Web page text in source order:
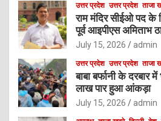
उत्तर प्रदेश उत्तर प्रदेश ताजा
राम मंदिर सीईओ पद के
पूर्व आइपीएस अमिताभ
July 15, 2026 admin
उत्तर प्रदेश उत्तर प्रदेश ताजा
बाबा बर्फानी के दरबार
लाख पार हुआ आंकड़ा
July 15, 2026 admin